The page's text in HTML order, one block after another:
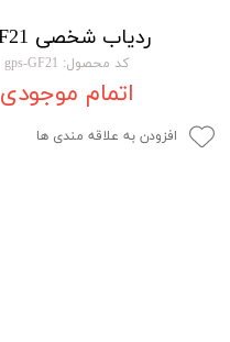
رنو RENAULT
جک JAC
ردیاب شخصی GF21
کد محصول: gps-GF21
اتمام موجودی
افزودن به علاقه مندی ها